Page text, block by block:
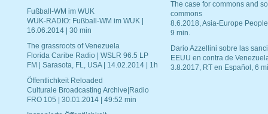
Fußball-WM im WUK
WUK-RADIO: Fußball-WM im WUK |
16.06.2014 | 30 min
The grassroots of Venezuela
Florida Caribe Radio | WSLR 96.5 LP
FM | Sarasota, FL, USA | 14.02.2014 | 1h
Öffentlichkeit Reloaded
Culturale Broadcasting Archive|Radio
FRO 105 | 30.01.2014 | 49:52 min
The case for commons and
commons
8.6.2018, Asia-Europe
9 min.
Dario Azzellini sobre las
EEUU en contra de
3.8.2017, RT en Español, 6